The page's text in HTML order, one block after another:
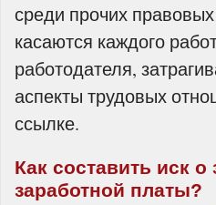
среди прочих
касаются каждого
работодателя,
аспекты трудовых
ссылке.
Как составить иск о
заработной платы?